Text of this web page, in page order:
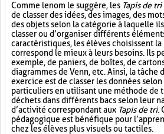
Comme le nom le suggère, les Tapis de tri
de classer des idées, des images, des
des objets selon la catégorie à laquelle
classer ou d’organiser différents
caractéristiques, les élèves choisissent
correspond le mieux à leurs besoins. Ils
exemple, de paniers, de boîtes, de
diagrammes de Venn, etc. Ainsi, la tâche
exercice est de classer les données
particuliers en utilisant une méthode de
déchets dans différents bacs selon leur
d’activité correspondant aux Tapis de tri.
pédagogique est bénéfique pour
chez les élèves plus visuels ou tactiles.